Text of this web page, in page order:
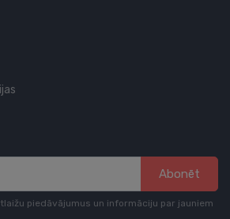
Abonēt
piedāvājumus un informāciju par jauniem